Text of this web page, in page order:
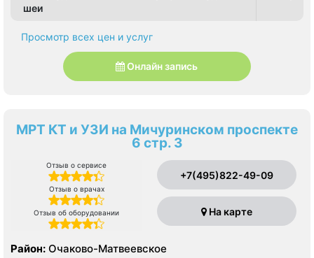
шеи
Просмотр всех цен и услуг
Онлайн запись
МРТ КТ и УЗИ на Мичуринском проспекте
6 стр. 3
Отзыв о сервисе
Отзыв о врачах
Отзыв об оборудовании
+7(495)822-49-09
На карте
Район: Очаково-Матвеевское